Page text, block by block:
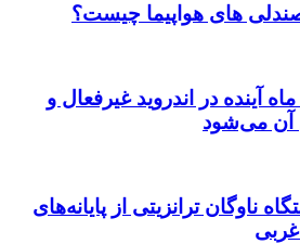
های هواپیما چیست؟
آینده در اندروید غیرفعال و
آن می‌شود
دستگاه ناوگان ترانزیتی از پایانه‌های
‌غربی